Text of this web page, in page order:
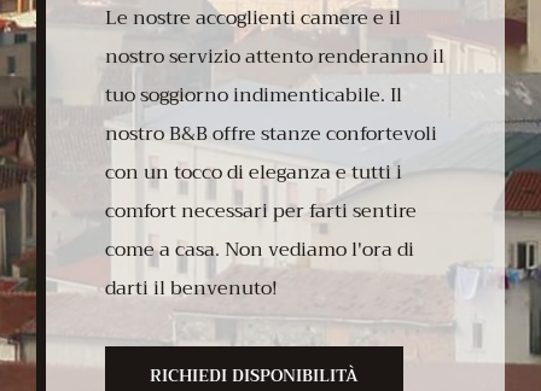
Le nostre accoglienti camere e il
nostro servizio attento renderanno il
tuo soggiorno indimenticabile. Il
nostro B&B offre stanze confortevoli
con un tocco di eleganza e tutti i
comfort necessari per farti sentire
come a casa. Non vediamo l'ora di
darti il benvenuto!
RICHIEDI DISPONIBILITÀ